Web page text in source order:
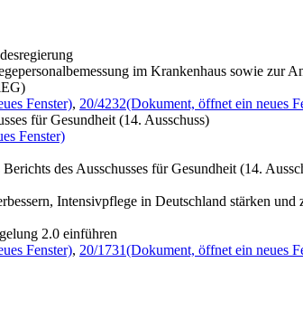
im Krankenhaus sowie
Fenster), 20/4232(Dokument, öffnet ein neues
für Gesundheit (14. Ausschuss)
Fenster)
des Ausschusses für Gesundheit (14.
Intensivpflege in Deutschland stärken und
2.0 einführen
Fenster), 20/1731(Dokument, öffnet ein neues